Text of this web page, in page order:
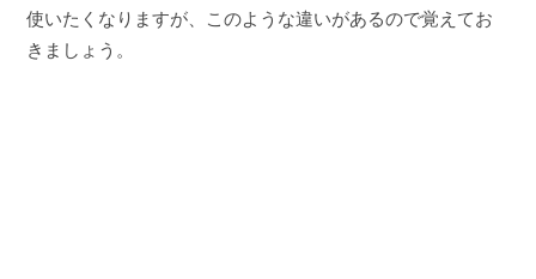
使いたくなりますが、このような違いがあるので覚えてお
きましょう。